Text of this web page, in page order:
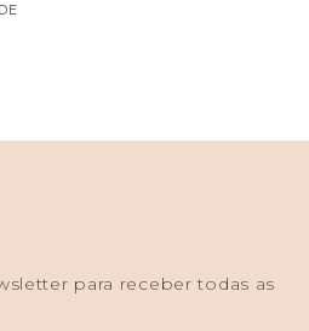
para receber todas as